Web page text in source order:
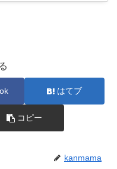
はてブ
コピー
kanmama